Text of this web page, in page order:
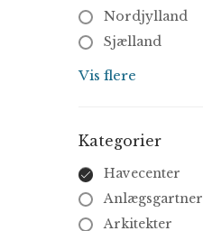
Nordjylland
Sjælland
Syddanmark
Vis flere
Kategorier
Havecenter
Anlægsgartner
Arkitekter